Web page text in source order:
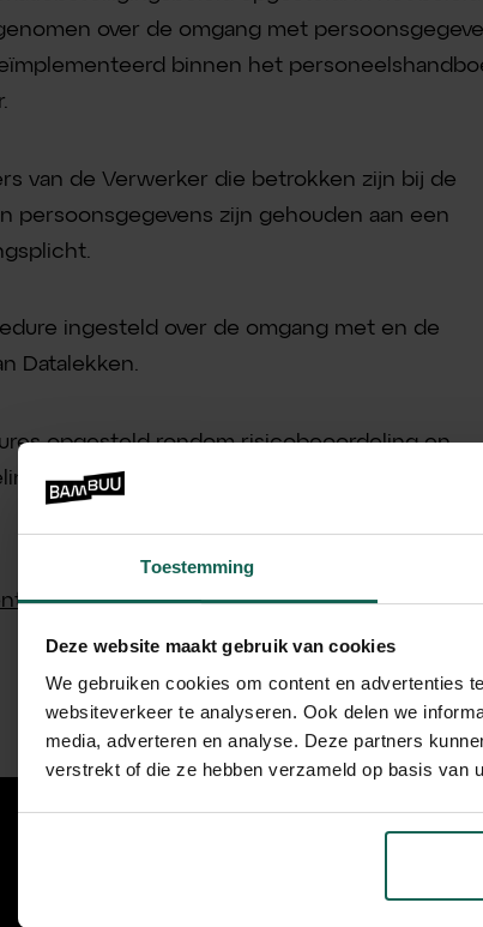
Toestemming
Deze website maakt gebruik van cookies
We gebruiken cookies om content en advertenties
websiteverkeer te analyseren. Ook delen we
media, adverteren en analyse. Deze partners
verstrekt of die ze hebben verzameld op basis van
over de omgang met
binnen het
van de Verwerker die betrokken zijn bij de
persoonsgegevens zijn gehouden aan een
ingesteld over de omgang met en de
Datalekken.
opgesteld rondom risicobeoordeling en
wijzigingsbeheer en incidentafhandeling.
verwerkersovereenkomst kun je hier